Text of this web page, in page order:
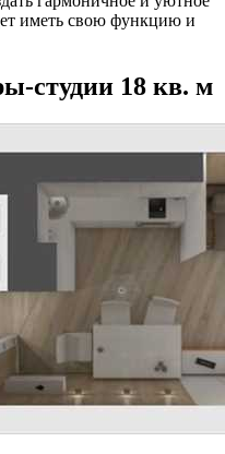
иметь свою функцию и
студии 18 кв. м